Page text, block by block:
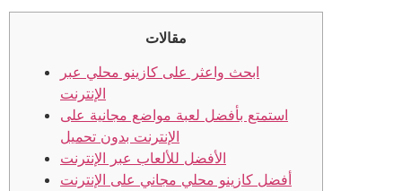
مقالات
ابحث واعثر على كازينو محلي عبر
الإنترنت
استمتع بأفضل لعبة مواضع مجانية على
الإنترنت بدون تحميل
الأفضل للألعاب عبر الإنترنت
أفضل كازينو محلي مجاني على الإنترنت